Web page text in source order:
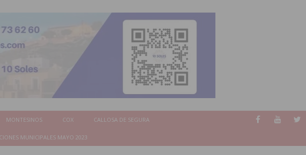
MONTESINOS COX CALLOSA DE SEGURA
MUNICIPALES MAYO 2023